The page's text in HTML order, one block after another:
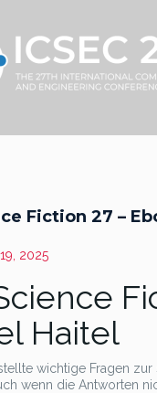
Fiction 27 –
2025
Haitel
wichtige Fragen zur
wenn die Antworten